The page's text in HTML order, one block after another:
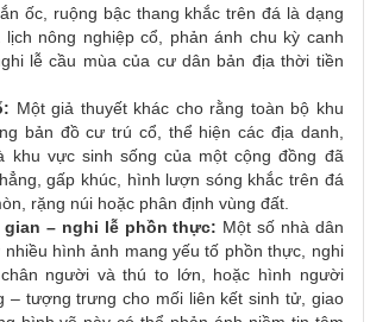
ốc, ruộng bậc thang khắc trên đá là dạng
nông nghiệp cổ, phản ánh chu kỳ canh
lễ cầu mùa của cư dân bản địa thời tiền
Một giả thuyết khác cho rằng toàn bộ khu
bản đồ cư trú cổ, thể hiện các địa danh,
khu vực sinh sống của một cộng đồng đã
gấp khúc, hình lượn sóng khắc trên đá
rặng núi hoặc phân định vùng đất.
– nghi lễ phồn thực: Một số nhà dân
hình ảnh mang yếu tố phồn thực, nghi
người và thú to lớn, hoặc hình người
– tượng trưng cho mối liên kết sinh tử, giao